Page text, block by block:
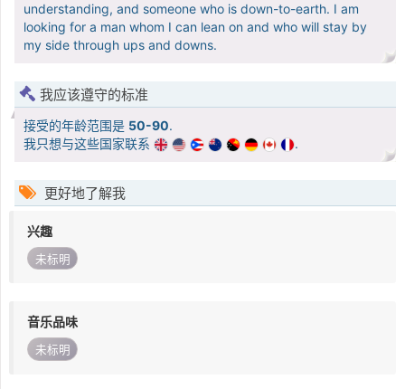
understanding, and someone who is down-to-earth. I am
looking for a man whom I can lean on and who will stay by
my side through ups and downs.
我应该遵守的标准
接受的年龄范围是 50-90.
我只想与这些国家联系
.
更好地了解我
兴趣
未标明
音乐品味
未标明